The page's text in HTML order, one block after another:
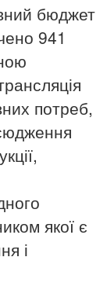
бюджет
941
потреб,
якої є
і